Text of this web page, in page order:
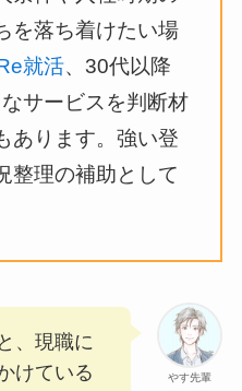
を落ち着けたい場
就活、30代以降
サービスを判断材
あります。強い登
整理の補助として
やす先輩
、現職に
けている